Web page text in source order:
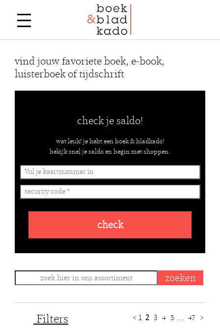
vind jouw favoriete boek, e-book,
luisterboek of tijdschrift
check je saldo!
wat leuk! je hebt een boek & bladkado!
bekijk snel je saldo en begin met shoppen.
check
Filters < 1 2 3 4 5 ... 47 >